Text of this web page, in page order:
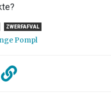
ZWERFAFVAL
Pompl